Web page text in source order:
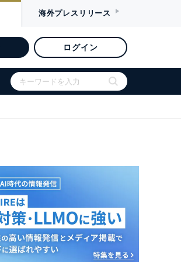
海外プレスリリース
ログイン